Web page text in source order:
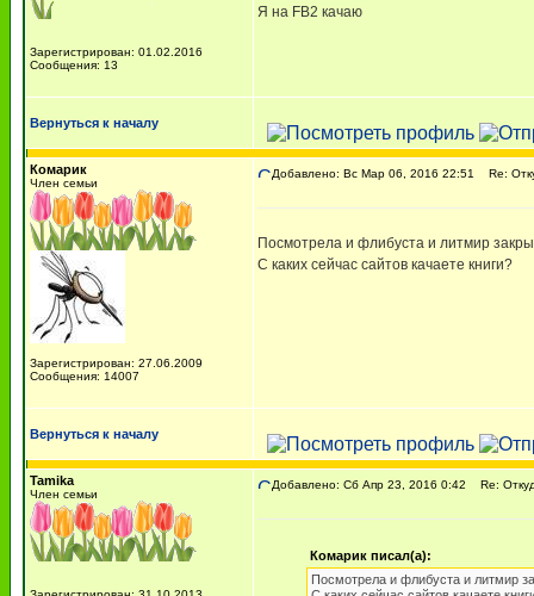
Зарегистрирован: 01.02.2016
Сообщения: 13
Я на FB2 качаю
Вернуться к началу
Комарик
Член семьи
Зарегистрирован: 27.06.2009
Сообщения: 14007
Добавлено: Вс Мар 06, 2016 22:51 Re:
Посмотрела и флибуста и литмир
С каких сейчас сайтов качаете книги?
Вернуться к началу
Tamika
Член семьи
Добавлено: Сб Апр 23, 2016 0:42 Re:
Комарик писал(а):
Посмотрела и флибуста и литмир